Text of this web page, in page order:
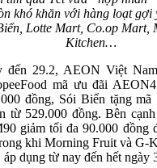
khó khăn với hàng loạt gợi
Lotte Mart, Co.op Mart,
Kitchen…
29.2, AEON Việt
mã ưu đãi
đồng, Sói Biển tặng
từ 529.000 đồng. Bên
giảm tối đa 90.000 đồng
khi Morning Fruit và G-
dụng từ nay đến hết ngày